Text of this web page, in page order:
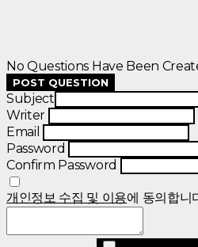
No Questions Have Been
POST QUESTION
Subject
Writer
Email
Password
Confirm Password
개인정보 수집 및 이용에 동의합니